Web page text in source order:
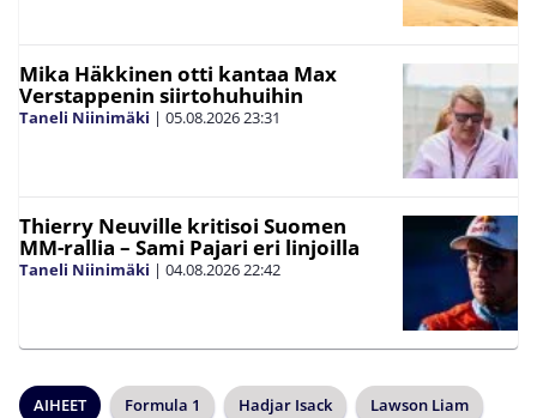
Mika Häkkinen otti kantaa Max
Verstappenin siirtohuhuihin
Taneli Niinimäki | 05.08.202623:31
Thierry Neuville kritisoi Suomen
MM-rallia – Sami Pajari eri linjoilla
Taneli Niinimäki | 04.08.202622:42
AIHEET Formula 1 Hadjar Isack Lawson Liam